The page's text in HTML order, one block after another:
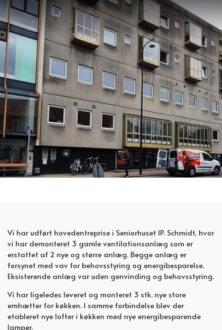
Vi har udført hovedentreprise i Seniorhuset IP. Schmidt, hvor
vi har demonteret 3 gamle ventilationsanlæg som er
erstattet af 2 nye og større anlæg. Begge anlæg er
forsynet med vav for behovsstyring og energibesparelse.
Eksisterende anlæg var uden genvinding og behovsstyring.
Vi har ligeledes leveret og monteret 3 stk. nye store
emhætter for køkken. I samme forbindelse blev der
etableret nye lofter i køkken med nye energibesparende
lamper.